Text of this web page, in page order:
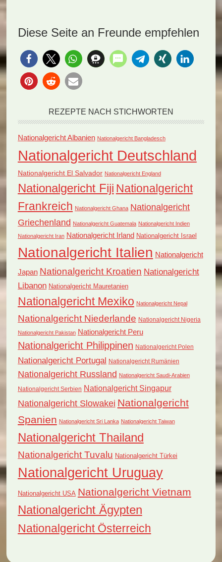
Diese Seite an Freunde empfehlen
REZEPTE NACH STICHWORTEN
Nationalgericht Albanien Nationalgericht Bangladesch
Nationalgericht Deutschland
Nationalgericht El Salvador Nationalgericht England
Nationalgericht Fiji Nationalgericht
Frankreich Nationalgericht Ghana Nationalgericht
Griechenland Nationalgericht Guatemala Nationalgericht Indien
Nationalgericht Iran Nationalgericht Irland Nationalgericht Israel
Nationalgericht Italien Nationalgericht
Japan Nationalgericht Kroatien Nationalgericht
Libanon Nationalgericht Mauretanien
Nationalgericht Mexiko Nationalgericht Nepal
Nationalgericht Niederlande Nationalgericht Nigeria
Nationalgericht Pakistan Nationalgericht Peru
Nationalgericht Philippinen Nationalgericht Polen
Nationalgericht Portugal Nationalgericht Rumänien
Nationalgericht Russland Nationalgericht Saudi-Arabien
Nationalgericht Serbien Nationalgericht Singapur
Nationalgericht Slowakei Nationalgericht
Spanien Nationalgericht Sri Lanka Nationalgericht Taiwan
Nationalgericht Thailand
Nationalgericht Tuvalu Nationalgericht Türkei
Nationalgericht Uruguay
Nationalgericht USA Nationalgericht Vietnam
Nationalgericht Ägypten
Nationalgericht Österreich